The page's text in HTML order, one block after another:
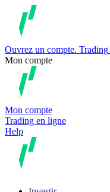
Ouvrez un compte. Trading
Mon compte
Mon compte
Trading en ligne
Help